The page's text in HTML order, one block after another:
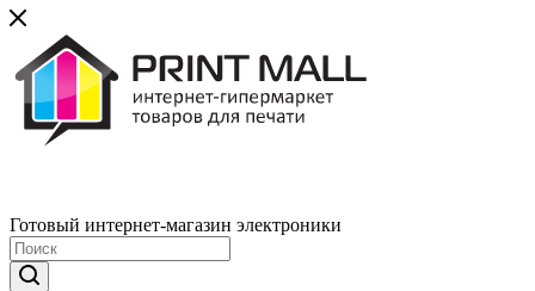
Готовый интернет-магазин электроники